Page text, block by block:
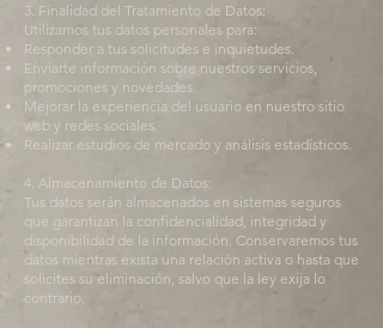
3. Finalidad del Tratamiento de Datos:
Utilizamos tus datos personales para:
Responder a tus solicitudes e inquietudes.
Enviarte información sobre nuestros servicios,
promociones y novedades.
Mejorar la experiencia del usuario en nuestro sitio
web y redes sociales.
Realizar estudios de mercado y análisis estadísticos.
4. Almacenamiento de Datos:
Tus datos serán almacenados en sistemas seguros
que garantizan la confidencialidad, integridad y
disponibilidad de la información. Conservaremos tus
datos mientras exista una relación activa o hasta que
solicites su eliminación, salvo que la ley exija lo
contrario.